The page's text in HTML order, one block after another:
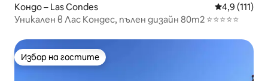
Кондо – Las Condes Средна
4,9 (111)
Уникален в Лас Кондес, пълен дизайн 80m2 ⭐️⭐️⭐️⭐️⭐️
Избор на гостите
Избор на гостите